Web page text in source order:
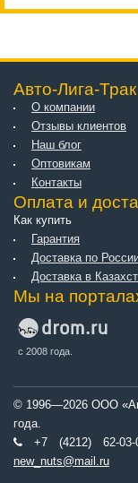
Авто-Лига-Трак
О компании
Отзывы клиентов
Наш блог
Оптовикам
Контакты
Оплата и
Как купить
Гарантия
Доставка по
Доставка в
Мы на
с 2008 года.
© 1996—2026 ООО
года.
+7 (4212) 62-
new_nuts@mail.ru